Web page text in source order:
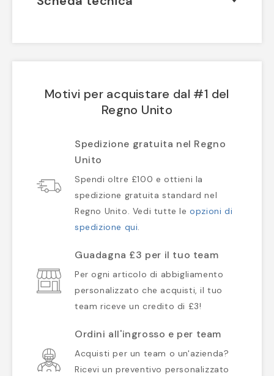
Motivi per acquistare dal #1 del
Regno Unito
Spedizione gratuita nel Regno
Unito
Spendi oltre £100 e ottieni la
spedizione gratuita standard nel
Regno Unito. Vedi tutte leopzioni di
spedizione qui.
Guadagna £3 per il tuo team
Per ogni articolo di abbigliamento
personalizzato che acquisti, il tuo
team riceve un credito di £3!
Ordini all'ingrosso e per team
Acquisti per un team o un'azienda?
Ricevi un preventivo personalizzato